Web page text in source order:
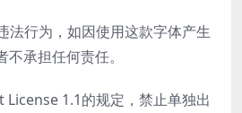
法行为，如因使用这款字体产生
承担任何责任。
1.1的规定，禁止单独出